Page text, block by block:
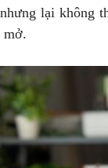
lại không
mở.